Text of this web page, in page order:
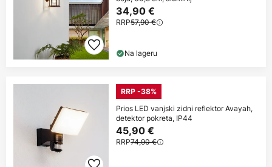
34,90 €
RRP57,90 €
Na lageru
RRP -38%
Prios LED vanjski zidni reflektor Avayah,
detektor pokreta, IP44
45,90 €
RRP74,90 €